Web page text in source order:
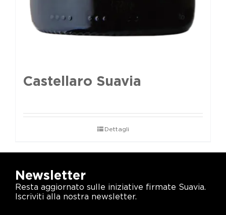
Castellaro Suavia
Dettagli
Newsletter
Resta aggiornato sulle iniziative firmate Suavia.
Iscriviti alla nostra newsletter.